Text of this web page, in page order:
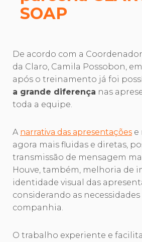
SOAP
De acordo com a
da Claro, Camila Possobon,
após o treinamento já foi
a grande diferença nas
toda a equipe.
A narrativa das apresentações e
agora mais fluidas e diretas,
transmissão de mensagem
Houve, também, melhoria de
identidade visual das
considerando as necessidades
companhia.
O trabalho experiente e